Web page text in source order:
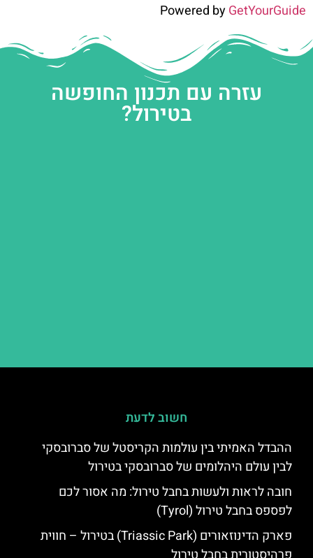
Powered byGetYourGuide
עזרה עם תכנון החופשה
בטירול?
חשוב לדעת
ההבדל האמיתי בין עולמות הקריסטל של סברובסקי
לבין עולם היהלומים של סברובסקי בטירול
חובה לראות ולעשות בחבל טירול: מה אסור לכם
לפספס בחבל טירול (Tyrol)
פארק הדינוזאורים (Triassic Park) בטירול – חווית